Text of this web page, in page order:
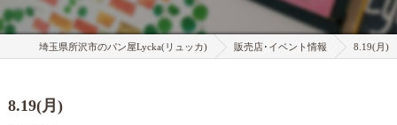
埼玉県所沢市のパン屋Lycka(リュッカ) 販売店･イベント情報 8.19(月)
8.19(月)